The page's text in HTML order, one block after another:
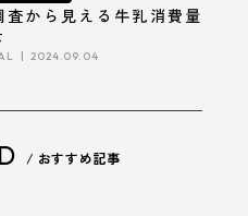
都新宿区榎町75番地
査から見える牛乳消費量
2024.09.04
/ おすすめ記事